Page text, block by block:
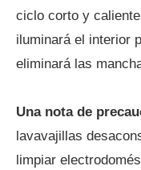
ciclo corto y
iluminará el interior
eliminará las
Una nota de
lavavajillas
limpiar